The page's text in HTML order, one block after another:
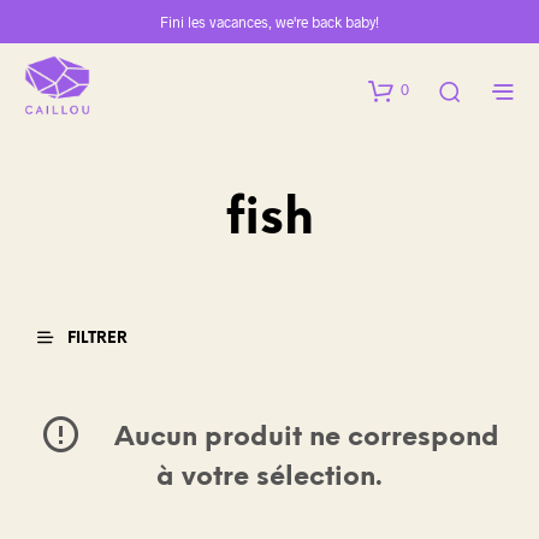
Fini les vacances, we're back baby!
0
fish
FILTRER
Aucun produit ne correspond
à votre sélection.